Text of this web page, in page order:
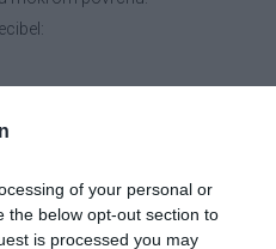
of your personal or
the below opt-out section to
is processed you may